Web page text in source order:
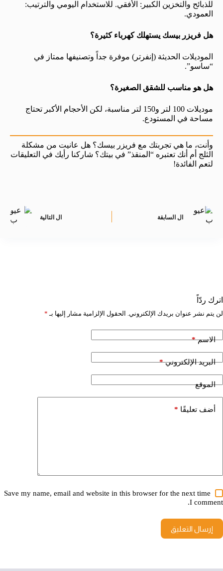
للذبائح والتخزين الكبير: الأفقي. للاستخدام اليومي والترتيب:
العمودي.
هل فريزر بيسك يستهلك كهرباء كثيرة؟
الموديلات الحديثة (إنفرتر) موفرة جداً وتصنيفها ممتاز في
“ساسو”.
هل هو مناسب للشقق الصغيرة؟
موديلات 100 لتر و150 لتر مناسبة، لكن الأحجام الأكبر تحتاج
مساحة في المستودع.
وأنت، ما هي تجربتك مع فريزر بيسك؟ هل عانيت من مشكلة
الثلج أم أنك تعتبره “المنقذ” في بيتك؟ شاركنا رأيك في التعليقات
لتعم الفائدة!
ال السابقة ال التالية
اترك ردّاً
لن يتم نشر عنوان بريدك الإلكتروني. الحقول الإلزامية مشار إليها بـ *
الاسم*
البريد الإلكتروني*
الموقع
أضف تعليقًا *
Save my name, email and website in this browser for the next time
I comment.
إرسال التعليق